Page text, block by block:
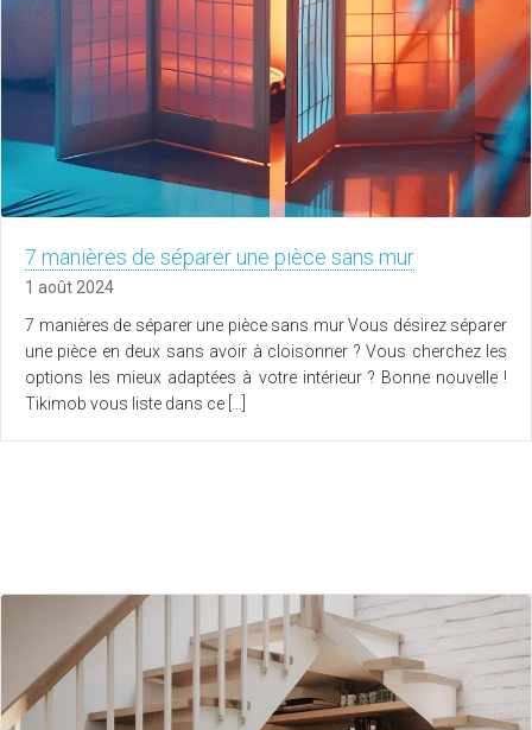
7 manières de séparer une pièce sans mur
1 août 2024
7 manières de séparer une pièce sans mur Vous désirez séparer
une pièce en deux sans avoir à cloisonner ? Vous cherchez les
options les mieux adaptées à votre intérieur ? Bonne nouvelle !
Tikimob vous liste dans ce […]